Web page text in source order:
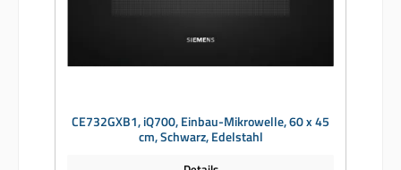
CE732GXB1, iQ700, Einbau-Mikrowelle, 60 x 45
cm, Schwarz, Edelstahl